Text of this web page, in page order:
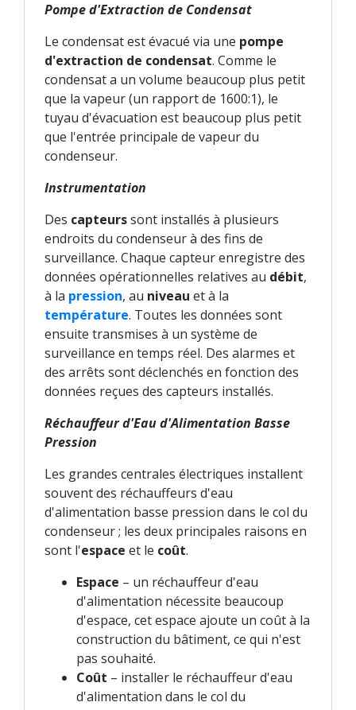
Pompe d'Extraction de Condensat
Le condensat est évacué via une pompe
d'extraction de condensat. Comme le
condensat a un volume beaucoup plus petit
que la vapeur (un rapport de 1600:1), le
tuyau d'évacuation est beaucoup plus petit
que l'entrée principale de vapeur du
condenseur.
Instrumentation
Des capteurssont installés à plusieurs
endroits du condenseur à des fins de
surveillance. Chaque capteur enregistre des
données opérationnelles relatives au débit,
à la pression, au niveau et à la
température. Toutes les données sont
ensuite transmises à un système de
surveillance en temps réel. Des alarmes et
des arrêts sont déclenchés en fonction des
données reçues des capteurs installés.
Réchauffeur d'Eau d'Alimentation Basse
Pression
Les grandes centrales électriques installent
souvent des réchauffeurs d'eau
d'alimentation basse pression dans le col du
condenseur ; les deux principales raisons en
sont l'espace et le coût.
Espace – un réchauffeur d'eau
d'alimentation nécessite beaucoup
d'espace, cet espace ajoute un coût à la
construction du bâtiment, ce qui n'est
pas souhaité.
Coût – installer le réchauffeur d'eau
d'alimentation dans le col du